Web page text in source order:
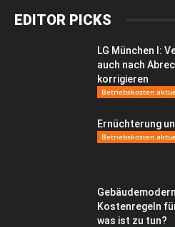
EDITOR PICKS
LG München I:
auch nach
korrigieren
Betriebskosten
Ernüchterung
Betriebskosten
Kostenregeln
was ist zu tun?